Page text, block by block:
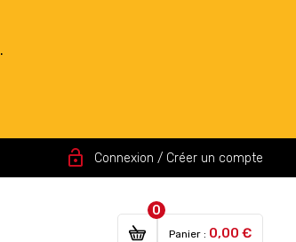
.
lock_open Connexion / Créer un compte
0
Panier : 0,00 €